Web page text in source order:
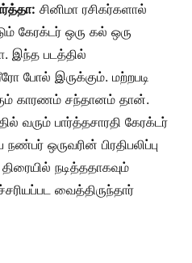
சினிமா ரசிகர்களால்
கேரக்டர் ஒரு கல் ஒரு
இந்த படத்தில்
போல் இருக்கும். மற்றபடி
காரணம் சந்தானம் தான்.
வரும் பார்த்தசாரதி கேரக்டர்
ஒருவரின் பிரதிபலிப்பு
நடித்ததாகவும்
வைத்திருந்தார்